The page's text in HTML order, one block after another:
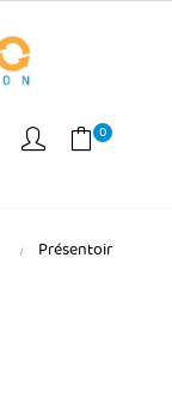
0
Présentoir